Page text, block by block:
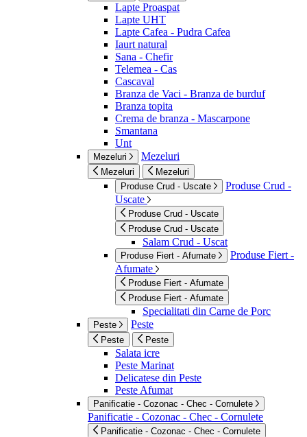
Lapte Proaspat
Lapte UHT
Lapte Cafea - Pudra Cafea
Iaurt natural
Sana - Chefir
Telemea - Cas
Cascaval
Branza de Vaci - Branza de burduf
Branza topita
Crema de branza - Mascarpone
Smantana
Unt
Mezeluri Mezeluri
Mezeluri
Mezeluri
Produse Crud - Uscate
Produse Crud -
Uscate
Produse Crud - Uscate
Produse Crud - Uscate
Salam Crud - Uscat
Produse Fiert - Afumate
Produse Fiert -
Afumate
Produse Fiert - Afumate
Produse Fiert - Afumate
Specialitati din Carne de Porc
Peste Peste
Peste Peste
Salata icre
Peste Marinat
Delicatese din Peste
Peste Afumat
Panificatie - Cozonac - Chec - Cornulete
Panificatie - Cozonac - Chec - Cornulete
Panificatie - Cozonac - Chec - Cornulete